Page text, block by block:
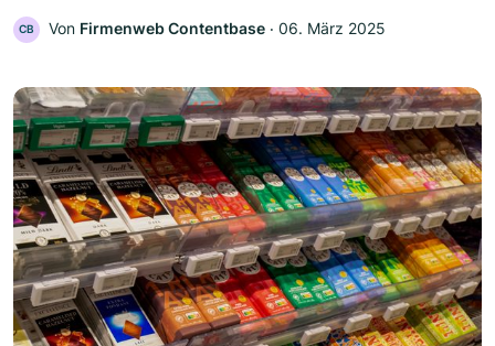
CB Von Firmenweb Contentbase ‧ 06. März 2025